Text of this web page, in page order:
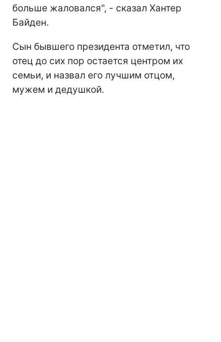
больше жаловался", - сказал Хантер
Байден.
Сын бывшего президента отметил, что
отец до сих пор остается центром их
семьи, и назвал его лучшим отцом,
мужем и дедушкой.